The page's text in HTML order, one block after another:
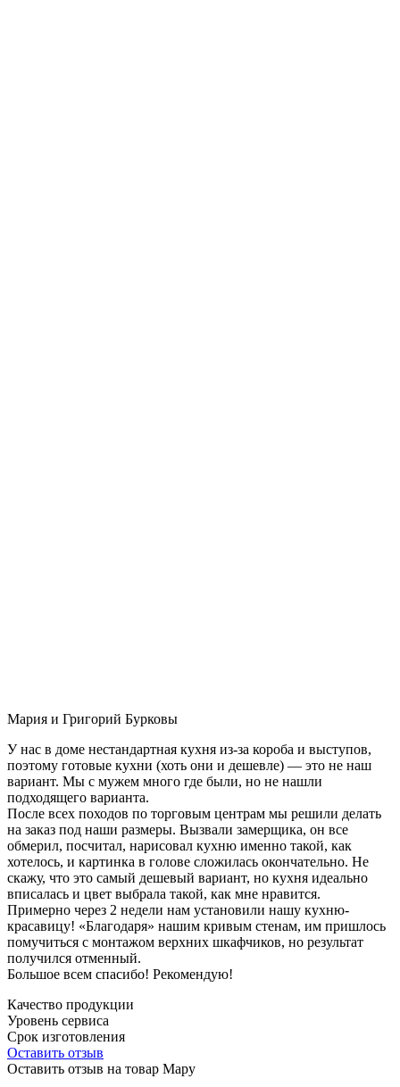
Мария и Григорий Бурковы
У нас в доме нестандартная кухня из-за короба и выступов,
поэтому готовые кухни (хоть они и дешевле) — это не наш
вариант. Мы с мужем много где были, но не нашли
подходящего варианта.
После всех походов по торговым центрам мы решили делать
на заказ под наши размеры. Вызвали замерщика, он все
обмерил, посчитал, нарисовал кухню именно такой, как
хотелось, и картинка в голове сложилась окончательно. Не
скажу, что это самый дешевый вариант, но кухня идеально
вписалась и цвет выбрала такой, как мне нравится.
Примерно через 2 недели нам установили нашу кухню-
красавицу! «Благодаря» нашим кривым стенам, им пришлось
помучиться с монтажом верхних шкафчиков, но результат
получился отменный.
Большое всем спасибо! Рекомендую!
Качество продукции
Уровень сервиса
Срок изготовления
Оставить отзыв
Оставить отзыв на товар Мару